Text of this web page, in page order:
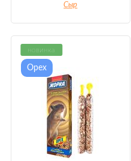
Сыр
новинка
Орех